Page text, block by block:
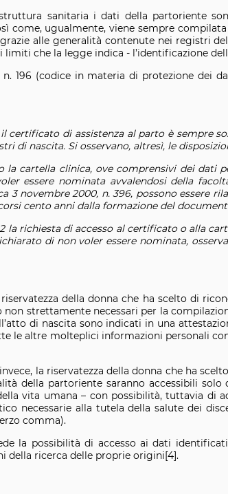
sanitaria i dati della partoriente
come, ugualmente, viene sempre
alle generalità contenute nei registri
che la legge indica - l’identificazione
196 (codice in materia di protezione dei
certificato di assistenza al parto è sempre
di nascita. Si osservano, altresì, le
la cartella clinica, ove comprensivi dei dati
essere nominata avvalendosi della
3 novembre 2000, n. 396, possono essere
cento anni dalla formazione del
la richiesta di accesso al certificato o alla
di non voler essere nominata,
della donna che ha scelto di
strettamente necessari per la
di nascita sono indicati in una
le altre molteplici informazioni personali
la riservatezza della donna che ha
della partoriente saranno accessibili
vita umana – con possibilità, tuttavia di
necessarie alla tutela della salute dei
comma).
la possibilità di accesso ai dati
della ricerca delle proprie origini[4].